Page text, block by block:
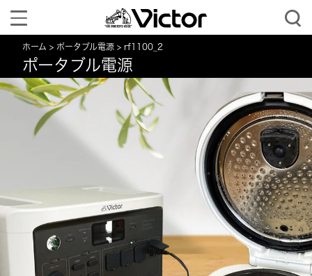
Toggle
navigation
ホーム ポータブル電源 rf1100_2
ポータブル電源